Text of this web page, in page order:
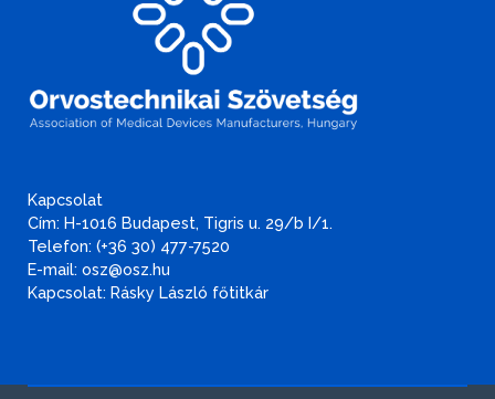
Kapcsolat
Cím: H-1016 Budapest, Tigris u. 29/b I/1.
Telefon: (+36 30) 477-7520
E-mail: osz@osz.hu
Kapcsolat: Rásky László főtitkár